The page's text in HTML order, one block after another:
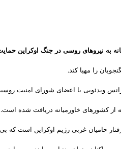
به نیروهای روسی در جنگ اوکراین
را مهیا کند.
حامیان غربی رژیم اوکراین است که